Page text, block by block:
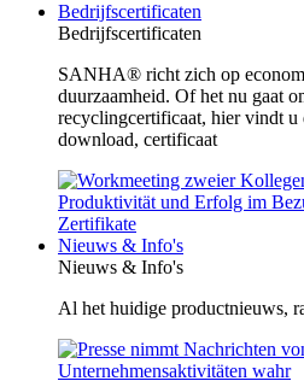
Bedrijfscertificaten
Bedrijfscertificaten
SANHA® richt zich op
duurzaamheid. Of het nu gaat
recyclingcertificaat, hier vindt u
download, certificaat
Nieuws & Info's
Nieuws & Info's
Al het huidige productnieuws,